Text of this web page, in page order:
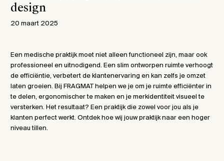
design
20 maart 2025
Een medische praktijk moet niet alleen functioneel zijn, maar ook
professioneel en uitnodigend. Een slim ontworpen ruimte verhoogt
de efficiëntie, verbetert de klantenervaring en kan zelfs je omzet
laten groeien. Bij FRAGMAT helpen we je om je ruimte efficiënter in
te delen, ergonomischer te maken en je merkidentiteit visueel te
versterken. Het resultaat? Een praktijk die zowel voor jou als je
klanten perfect werkt. Ontdek hoe wij jouw praktijk naar een hoger
niveau tillen.